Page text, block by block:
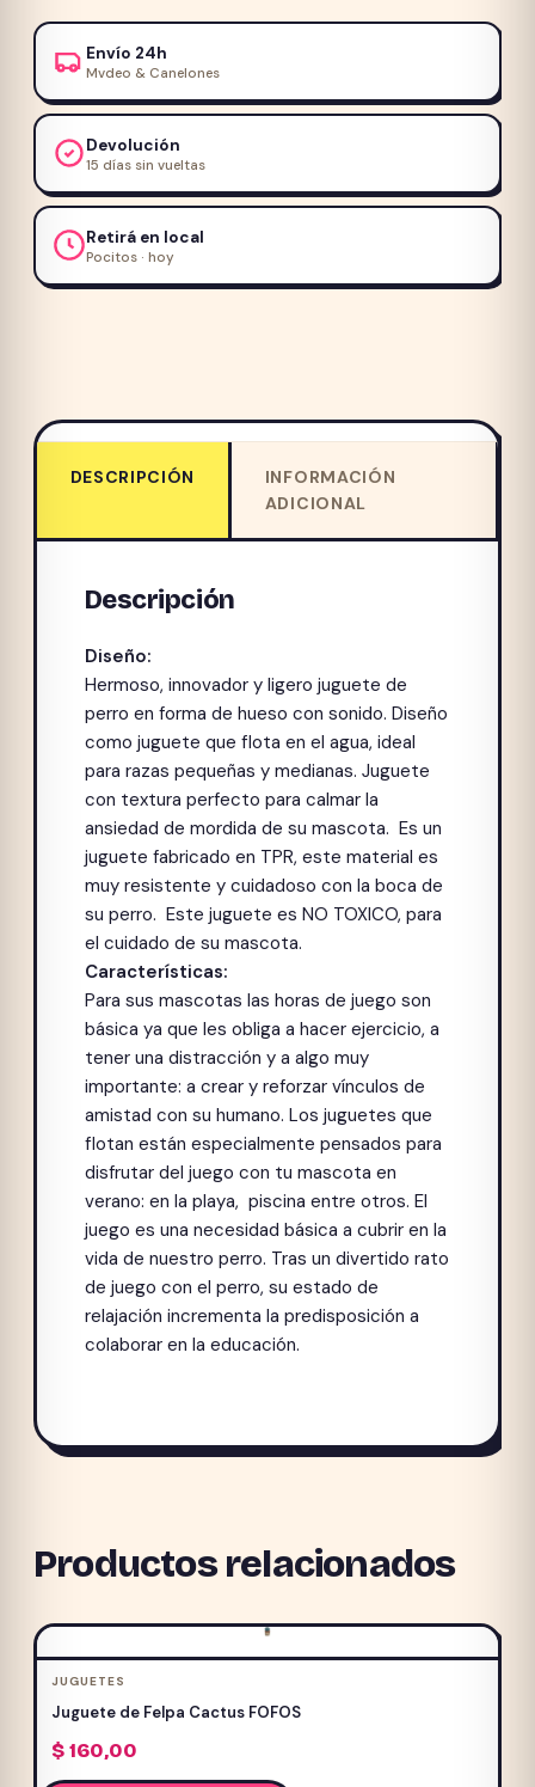
Planet
cantidadEnvío 24h
Mvdeo & Canelones
Devolución
15 días sin vueltas
Retirá en local
Pocitos · hoy
DESCRIPCIÓN
INFORMACIÓN
ADICIONAL
Descripción
Diseño:
Hermoso, innovador y ligero juguete de
perro en forma de hueso con sonido. Diseño
como juguete que flota en el agua, ideal
para razas pequeñas y medianas. Juguete
con textura perfecto para calmar la
ansiedad de mordida de su mascota. Es un
juguete fabricado en TPR, este material es
muy resistente y cuidadoso con la boca de
su perro. Este juguete es NO TOXICO, para
el cuidado de su mascota.
Características:
Para sus mascotas las horas de juego son
básica ya que les obliga a hacer ejercicio, a
tener una distracción y a algo muy
importante: a crear y reforzar vínculos de
amistad con su humano. Los juguetes que
flotan están especialmente pensados para
disfrutar del juego con tu mascota en
verano: en la playa, piscina entre otros. El
juego es una necesidad básica a cubrir en la
vida de nuestro perro. Tras un divertido rato
de juego con el perro, su estado de
relajación incrementa la predisposición a
colaborar en la educación.
Productos relacionados
JUGUETES
Juguete de Felpa Cactus FOFOS
$160,00